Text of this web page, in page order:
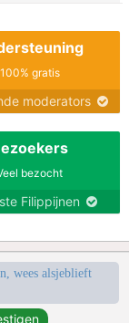
100% gratis
moderators
bezocht
Filippijnen
wees alsjeblieft